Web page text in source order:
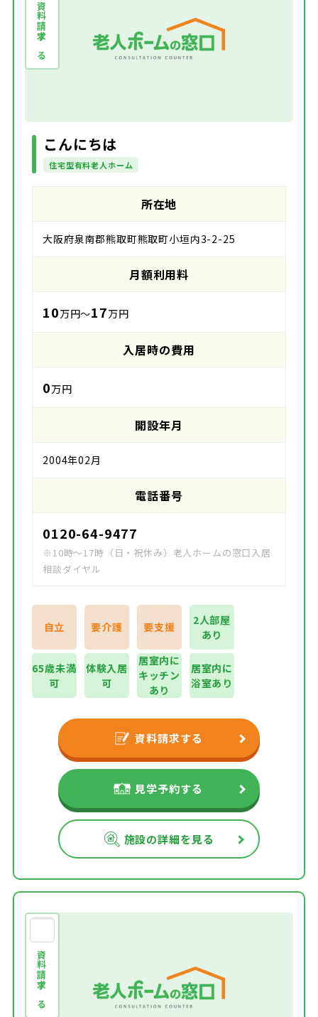
資料請求する
こんにちは
住宅型有料老人ホーム
所在地
大阪府泉南郡熊取町熊取町小垣内3-2-25
月額利用料
10万円～17万円
入居時の費用
0万円
開設年月
2004年02月
電話番号
0120-64-9477
※10時～17時（日・祝休み）老人ホームの窓口入居
相談ダイヤル
自立 要介護 要支援
2人部屋
あり
65歳未満
可
体験入居
可
居室内に
キッチン
あり
居室内に
浴室あり
資料請求する
見学予約する
施設の詳細を見る
資料請求する